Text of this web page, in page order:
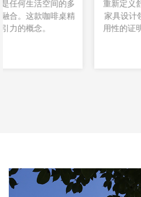
重新定义舒适便捷：PU皮垫金属折叠桌椅 介绍：
家具设计领域，PU 皮垫金属折
用性的证明。这款 PU 皮垫金属
风格、舒适度和功能性，使其成
场合的多​​功能选择。该系列精心